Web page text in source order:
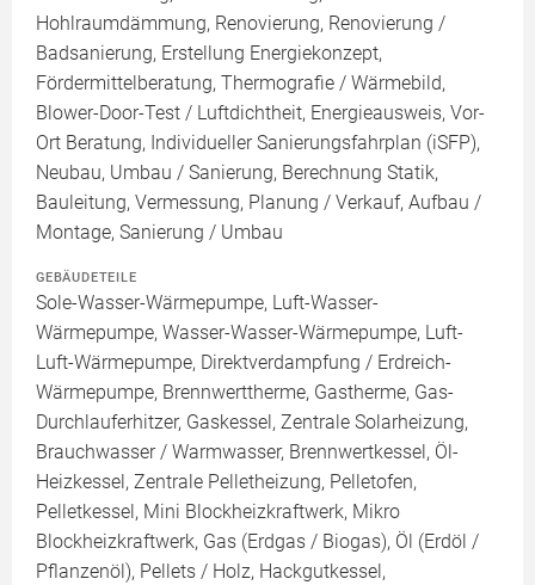
Hohlraumdämmung, Renovierung, Renovierung /
Badsanierung, Erstellung Energiekonzept,
Fördermittelberatung, Thermografie / Wärmebild,
Blower-Door-Test / Luftdichtheit, Energieausweis, Vor-
Ort Beratung, Individueller Sanierungsfahrplan (iSFP),
Neubau, Umbau / Sanierung, Berechnung Statik,
Bauleitung, Vermessung, Planung / Verkauf, Aufbau /
Montage, Sanierung / Umbau
GEBÄUDETEILE
Sole-Wasser-Wärmepumpe, Luft-Wasser-
Wärmepumpe, Wasser-Wasser-Wärmepumpe, Luft-
Luft-Wärmepumpe, Direktverdampfung / Erdreich-
Wärmepumpe, Brennwerttherme, Gastherme, Gas-
Durchlauferhitzer, Gaskessel, Zentrale Solarheizung,
Brauchwasser / Warmwasser, Brennwertkessel, Öl-
Heizkessel, Zentrale Pelletheizung, Pelletofen,
Pelletkessel, Mini Blockheizkraftwerk, Mikro
Blockheizkraftwerk, Gas (Erdgas / Biogas), Öl (Erdöl /
Pflanzenöl), Pellets / Holz, Hackgutkessel,